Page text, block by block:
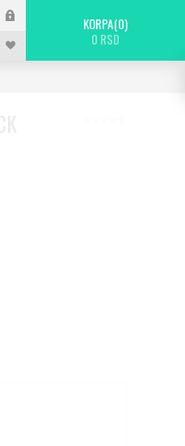
KORPA 0
0 RSD